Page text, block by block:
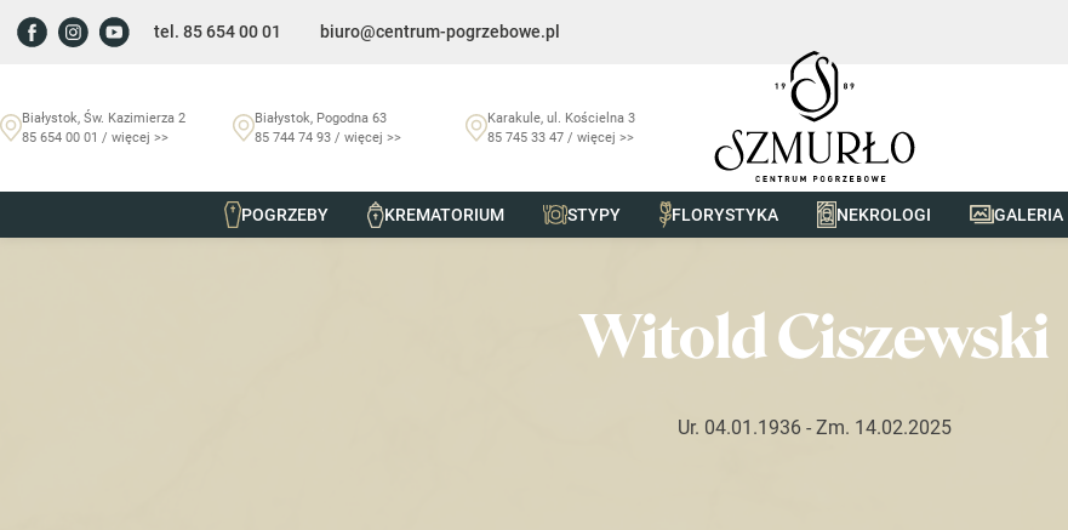
tel. 85 654 00 01 biuro@centrum-pogrzebowe.pl
Białystok, Św. Kazimierza 2
85 654 00 01 / więcej >>
Białystok, Pogodna 63
85 744 74 93 / więcej >>
Karakule, ul. Kościelna 3
85 745 33 47 / więcej >>
POGRZEBY KREMATORIUM STYPY FLORYSTYKA NEKROLOGI GALERIA
Szmurło Centrum Pogrzebowe /Nekrologi Witold Ciszewski
Witold Ciszewski
Ur. 04.01.1936 - Zm. 14.02.2025